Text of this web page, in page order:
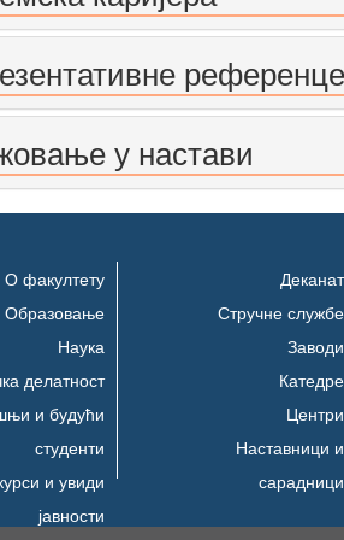
референце
у настави
О факултету
Образовање
Наука
делатност
и будући
студенти
и увиди
јавности
Деканат
Стручне службе
Заводи
Катедре
Центри
Наставници и
сарадници